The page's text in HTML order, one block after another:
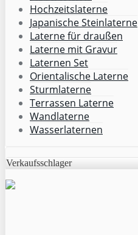
Hochzeitslaterne
Japanische Steinlaterne
Laterne für draußen
Laterne mit Gravur
Laternen Set
Orientalische Laterne
Sturmlaterne
Terrassen Laterne
Wandlaterne
Wasserlaternen
Verkaufsschlager